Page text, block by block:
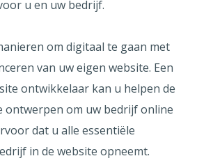
u en uw bedrijf.
om digitaal te gaan met
van uw eigen website. Een
ontwikkelaar kan u helpen de
ontwerpen om uw bedrijf online
dat u alle essentiële
in de website opneemt.